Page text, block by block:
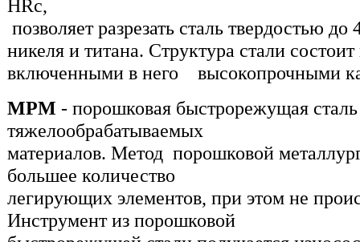
HRc,
позволяет разрезать сталь твердостью
никеля и титана. Структура стали
включенными в него высокопрочными
MPM - порошковая быстрорежущая
тяжелообрабатываемых
материалов. Метод порошковой
большее количество
легирующих элементов, при этом не
Инструмент из порошковой